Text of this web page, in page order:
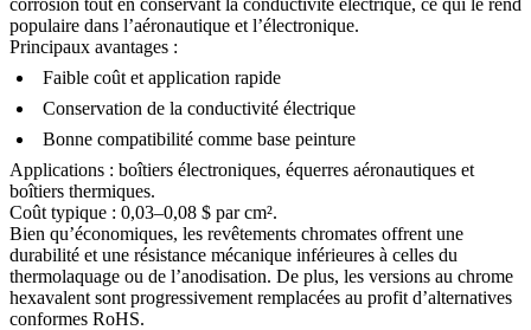
corrosion tout en conservant la conductivité électrique, ce qui le rend
populaire dans l’aéronautique et l’électronique.
Principaux avantages :
Faible coût et application rapide
Conservation de la conductivité électrique
Bonne compatibilité comme base peinture
Applications : boîtiers électroniques, équerres aéronautiques et
boîtiers thermiques.
Coût typique : 0,03–0,08 $ par cm².
Bien qu’économiques, les revêtements chromates offrent une
durabilité et une résistance mécanique inférieures à celles du
thermolaquage ou de l’anodisation. De plus, les versions au chrome
hexavalent sont progressivement remplacées au profit d’alternatives
conformes RoHS.